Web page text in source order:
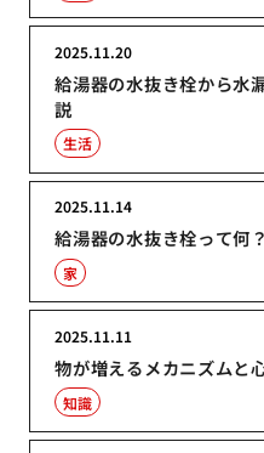
給湯器の水抜き栓から水
説
2025.11.20
生活
給湯器の水抜き栓って何
2025.11.14
家
物が増えるメカニズムと
2025.11.11
知識